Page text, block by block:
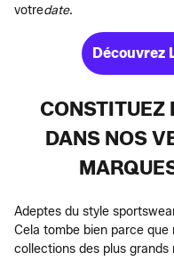
votredate.
Découvrez
CONSTITUEZ
DANS NOS
Adeptes du style
Cela tombe bien parce
collections des plus